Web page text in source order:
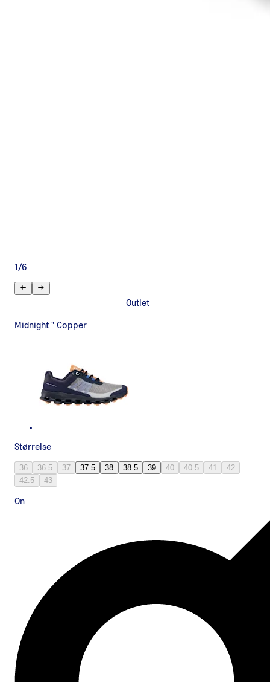
1 /6
Outlet
Midnight " Copper
Størrelse
36 36.5 37 37.5 38 38.5 39 40 40.5 41
42
42.5
43
On